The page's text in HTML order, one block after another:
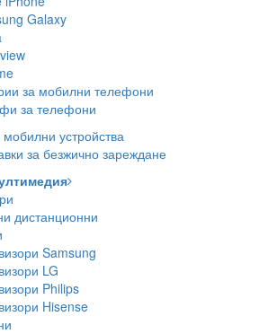
Galaxy
за мобилни телефони
за телефони
устройства
за безжично зареждане
дистанционни
Samsung
LG
Philips
Hisense